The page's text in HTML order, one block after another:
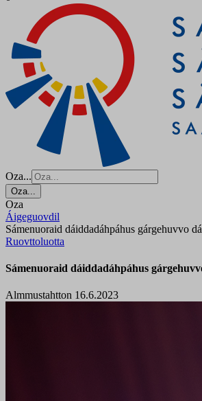
Oza...
Oza...
Oza
Áigeguovdil
Sámenuoraid dáiddadáhpáhus gárgehuvvo
Ruovttoluotta
Sámenuoraid dáiddadáhpáhus
Almmustahtton 16.6.2023